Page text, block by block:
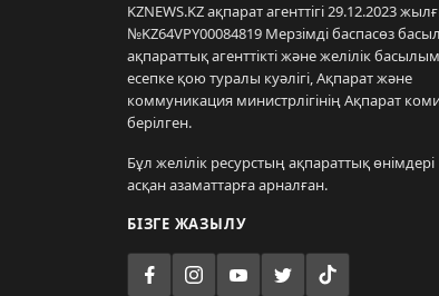
KZNEWS.KZ ақпарат агенттігі 29.12.2023
№KZ64VPY00084819 Мерзімді баспасөз
ақпараттық агенттікті және желілік
есепке қою туралы куәлігі, Ақпарат және
коммуникация министрлігінің Ақпарат
берілген.
Бұл желілік ресурстың ақпараттық
асқан азаматтарға арналған.
БІЗГЕ ЖАЗЫЛУ